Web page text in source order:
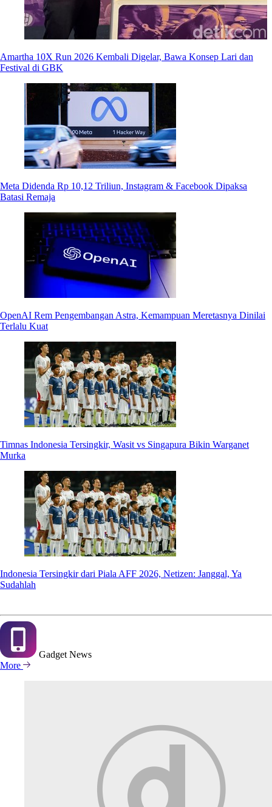
Amartha 10X Run 2026 Kembali Digelar, Bawa Konsep Lari dan
Festival di GBK
Meta Didenda Rp 10,12 Triliun, Instagram & Facebook Dipaksa
Batasi Remaja
OpenAI Rem Pengembangan Astra, Kemampuan Meretasnya Dinilai
Terlalu Kuat
Timnas Indonesia Tersingkir, Wasit vs Singapura Bikin Warganet
Murka
Indonesia Tersingkir dari Piala AFF 2026, Netizen: Janggal, Ya
Sudahlah
GadgetNews
More